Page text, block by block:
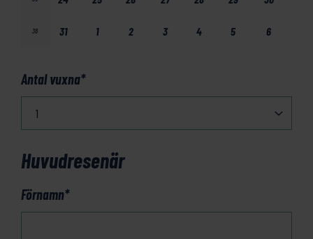
36 31 1 2 3 4 5 6
Antal vuxna*
Huvudresenär
Förnamn*